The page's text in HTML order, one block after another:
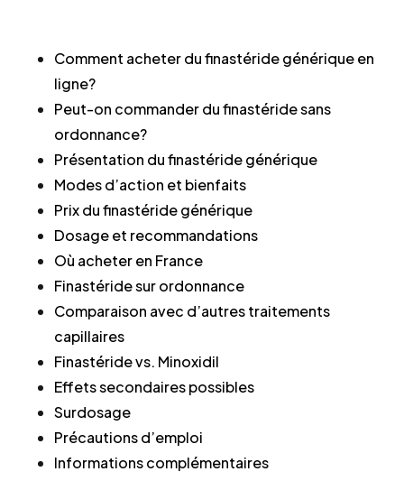
Comment acheter du finastéride générique en
ligne?
Peut-on commander du finastéride sans
ordonnance?
Présentation du finastéride générique
Modes d’action et bienfaits
Prix du finastéride générique
Dosage et recommandations
Où acheter en France
Finastéride sur ordonnance
Comparaison avec d’autres traitements
capillaires
Finastéride vs. Minoxidil
Effets secondaires possibles
Surdosage
Précautions d’emploi
Informations complémentaires